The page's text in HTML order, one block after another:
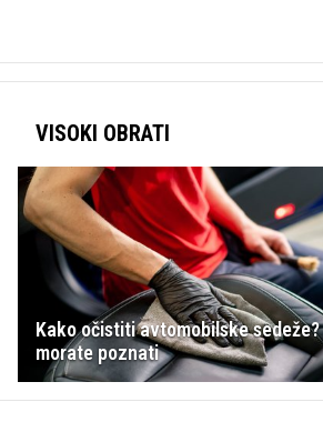
VISOKI OBRATI
Kako očistiti avtomobilske
morate poznati